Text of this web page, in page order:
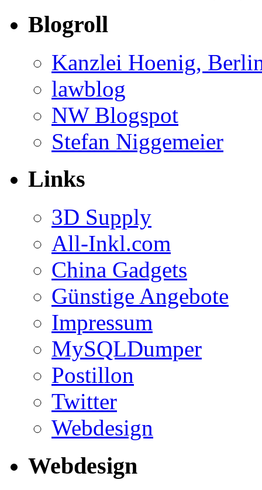
Blogroll
Kanzlei Hoenig,
lawblog
NW Blogspot
Stefan Niggemeier
Links
3D Supply
All-Inkl.com
China Gadgets
Günstige Angebote
Impressum
MySQLDumper
Postillon
Twitter
Webdesign
Webdesign